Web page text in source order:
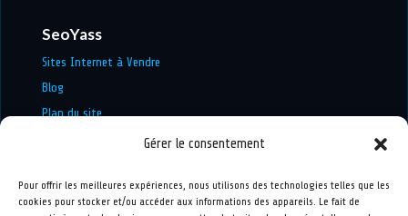
Gérer le consentement
Pour offrir les meilleures expériences, nous utilisons des technologies telles que les
cookies pour stocker et/ou accéder aux informations des appareils. Le fait de
SeoYass
Sites Internet à Vendre
Blog
Plan du site